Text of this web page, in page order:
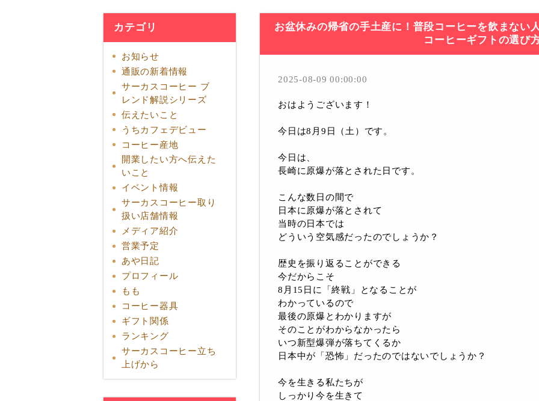
カテゴリ
お知らせ
通販の新着情報
サーカスコーヒー ブ
レンド解説シリーズ
伝えたいこと
うちカフェデビュー
コーヒー産地
開業したい方へ伝えた
いこと
イベント情報
サーカスコーヒー取り
扱い店舗情報
メディア紹介
営業予定
あや日記
プロフィール
もも
コーヒー器具
ギフト関係
ランキング
サーカスコーヒー立ち
上げから
お盆休みの帰省の手土産に！普段コーヒーを飲まない
コーヒーギフトの選び
2025-08-09 00:00:00
おはようございます！
今日は8月9日（土）です。
今日は、
長崎に原爆が落とされた日です。
こんな数日の間で
日本に原爆が落とされて
当時の日本では
どういう空気感だったのでしょうか？
歴史を振り返ることができる
今だからこそ
8月15日に「終戦」となることが
わかっているので
最後の原爆とわかりますが
そのことがわからなかったら
いつ新型爆弾が落ちてくるか
日本中が「恐怖」だったのではないでしょうか？
今を生きる私たちが
しっかり今を生きて